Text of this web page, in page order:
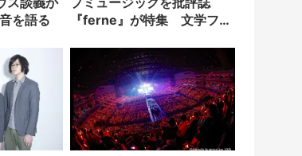
を語る
『ferne』が特集 文学フリ